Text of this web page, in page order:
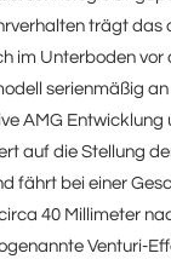
trägt das
im Unterboden
serienmäßig
AMG
auf die Stellung
fährt bei einer
40 Millimeter
Venturi-